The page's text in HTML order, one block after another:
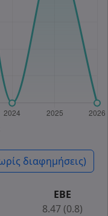
διαφημήσεις)
ΕΒΕ
8.47 (0.8)